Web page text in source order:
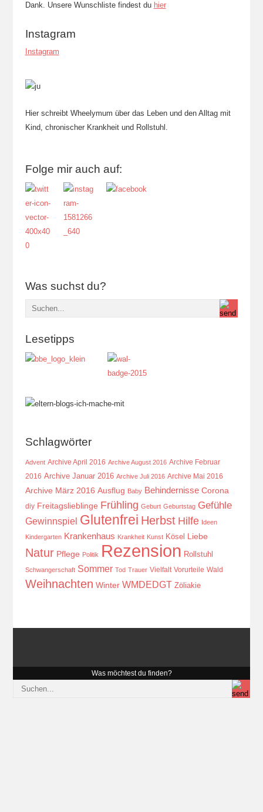
Dank. Unsere Wunschliste findest du hier
Instagram
Instagram
Hier schreibt Wheelymum über das Leben und den Alltag mit
Kind, chronischer Krankheit und Rollstuhl.
Folge mir auch auf:
Was suchst du?
Lesetipps
Schlagwörter
Advent Archive April 2016 Archive August 2016 Archive Februar
2016 Archive Januar 2016 Archive Juli 2016 Archive Mai 2016
Archive März 2016 Ausflug Baby Behindernisse Corona
diy Freitagslieblinge Frühling Geburt Geburtstag Gefühle
Gewinnspiel Glutenfrei Herbst Hilfe Ideen
Kindergarten Krankenhaus Krankheit Kunst Kösel Liebe
Natur Pflege Politik Rezension Rollstuhl
Schwangerschaft Sommer Tod Trauer Vielfalt Vorurteile Wald
Weihnachten Winter WMDEDGT Zöliakie
Was möchtest du finden?